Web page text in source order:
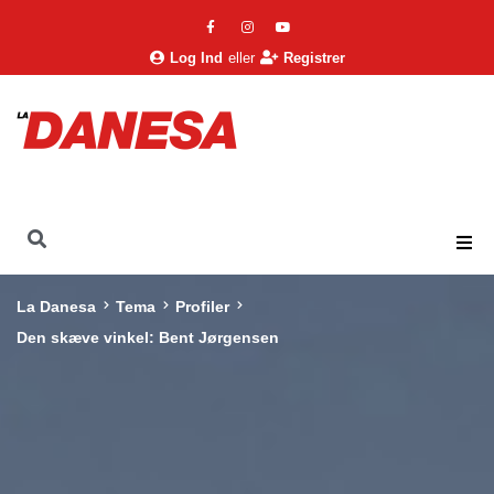
Log Ind eller Registrer
La Danesa Tema
Profiler
Den skæve vinkel: Bent Jørgensen